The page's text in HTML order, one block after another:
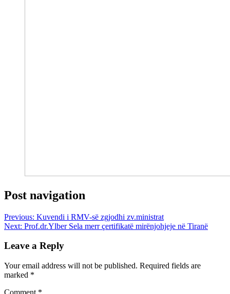
Post navigation
Previous: Kuvendi i RMV-së zgjodhi zv.ministrat
Next: Prof.dr.Ylber Sela merr çertifikatë mirënjohjeje në Tiranë
Leave a Reply
Your email address will not be published. Required fields are
marked *
Comment *